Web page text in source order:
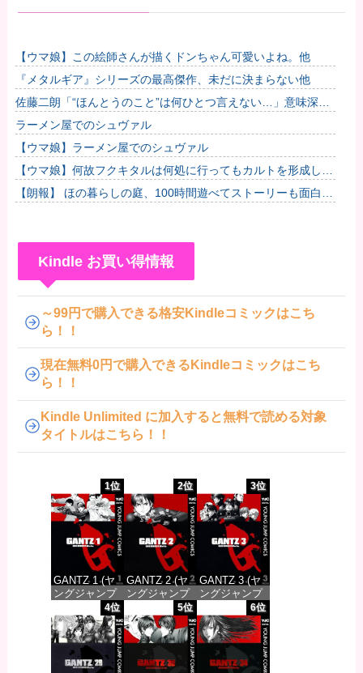
【ウマ娘】この絵師さんが描くドンちゃん可愛いよね。他
『メタルギア』シリーズの最高傑作、未だに決まらない他
佐藤二朗「“ほんとうのこと”は何ひとつ言えない…」意味深投
稿に憶測殺到
ラーメン屋でのシュヴァル
【ウマ娘】ラーメン屋でのシュヴァル
【ウマ娘】何故フクキタルは何処に行ってもカルトを形成して
しまうのか
【朗報】 ほの暮らしの庭、100時間遊べてストーリーも面白い
Kindle お買い得情報
～99円で購入できる格安Kindleコミックはこち
ら！！
現在無料0円で購入できるKindleコミックはこち
ら！！
Kindle Unlimited に加入すると無料で読める対象
タイトルはこちら！！
1位
GANTZ 1 (ヤ
ングジャンプ
コミックス
DIGITAL)
価格：¥617
2位
GANTZ 2 (ヤ
ングジャンプ
コミックス
DIGITAL)
価格：¥617
3位
GANTZ 3 (ヤ
ングジャンプ
コミックス
DIGITAL)
価格：¥617
4位 5位 6位